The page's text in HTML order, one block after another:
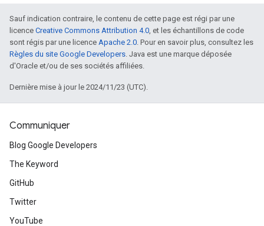
Sauf indication contraire, le contenu de cette page est régi par une
licence Creative Commons Attribution 4.0, et les échantillons de code
sont régis par une licence Apache 2.0. Pour en savoir plus, consultez les
Règles du site Google Developers. Java est une marque déposée
d'Oracle et/ou de ses sociétés affiliées.
Dernière mise à jour le 2024/11/23 (UTC).
Communiquer
Blog Google Developers
The Keyword
GitHub
Twitter
YouTube